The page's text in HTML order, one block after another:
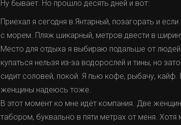
Ну бывает. Но прошло десять дней и вот:
Приехал я сегодня в Янтарный, позагорать и
с морем. Пляж шикарный, метров двести в
Место для отдыха я выбираю подальше от
купаться нельзя из-за водорослей и тины, но
сидит соловей, покой. Я пью кофе, рыбачу,
женщины надеюсь тоже.
В этот момент ко мне идёт компания. Две
табором, буквально в пяти метрах от меня.